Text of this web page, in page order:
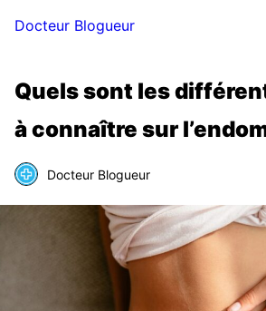
Docteur Blogueur
Quels sont les
à connaître sur
Docteur Blogueur